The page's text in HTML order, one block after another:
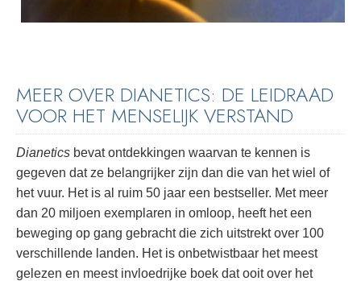
MEER OVER DIANETICS: DE LEIDRAAD
VOOR HET MENSELIJK VERSTAND
Dianetics bevat ontdekkingen waarvan te kennen is
gegeven dat ze belangrijker zijn dan die van het wiel of
het vuur. Het is al ruim 50 jaar een bestseller. Met meer
dan 20 miljoen exemplaren in omloop, heeft het een
beweging op gang gebracht die zich uitstrekt over 100
verschillende landen. Het is onbetwistbaar het meest
gelezen en meest invloedrijke boek dat ooit over het